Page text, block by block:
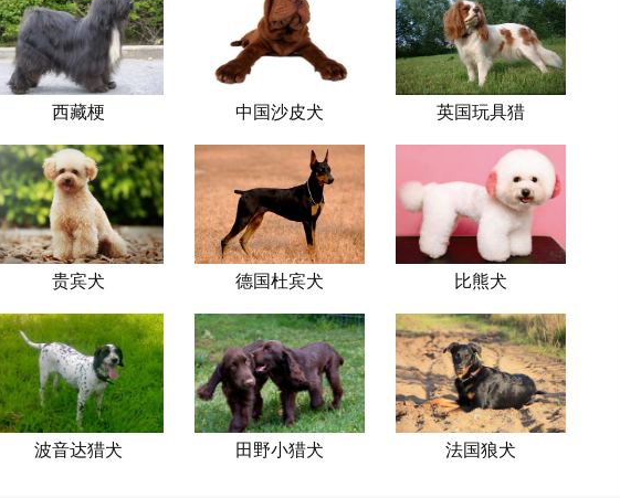
西藏梗 中国沙皮犬
英国玩具猎
贵宾犬 德国杜宾犬 比熊犬
波音达猎犬 田野小猎犬 法国狼犬